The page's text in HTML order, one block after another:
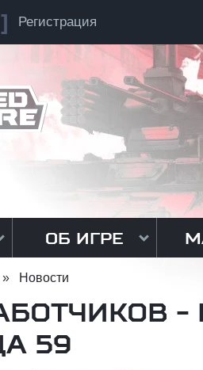
Регистрация
ОБ ИГРЕ
» Новости
-
59